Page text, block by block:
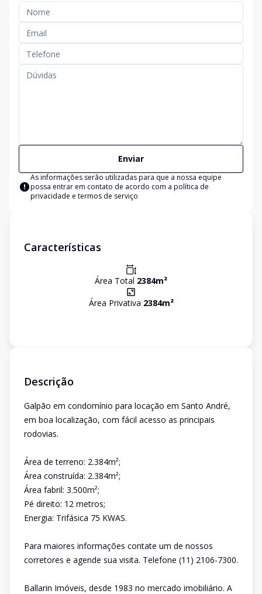
Enviar
As informações serão utilizadas para que a nossa equipe
possa entrar em contato de acordo com a política de
privacidade e termos de serviço
Características
Área Total 2384m²
Área Privativa 2384m²
Descrição
Galpão em condomínio para locação em Santo André,
em boa localização, com fácil acesso as principais
rodovias.
Área de terreno: 2.384m²;
Área construída: 2.384m²;
Área fabril: 3.500m²;
Pé direito: 12 metros;
Energia: Trifásica 75 KWAS.
Para maiores informações contate um de nossos
corretores e agende sua visita. Telefone (11) 2106-7300.
Ballarin Imóveis, desde 1983 no mercado imobiliário. A